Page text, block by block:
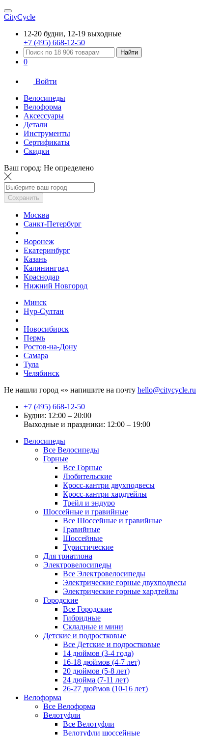
CityCycle
12-20 будни, 12-19 выходные
+7 (495) 668-12-50
Найти
0
Войти
Велосипеды
Велоформа
Аксессуары
Детали
Инструменты
Сертификаты
Скидки
Ваш город: Не определено
Сохранить
Москва
Санкт-Петербург
Воронеж
Екатеринбург
Казань
Калининград
Краснодар
Нижний Новгород
Минск
Нур-Султан
Новосибирск
Пермь
Ростов-на-Дону
Самара
Тула
Челябинск
Не нашли город «» напишите на почту hello@citycycle.ru
+7 (495) 668-12-50
Будни: 12:00 – 20:00
Выходные и праздники: 12:00 – 19:00
Велосипеды
Все Велосипеды
Горные
Все Горные
Любительские
Кросс-кантри двухподвесы
Кросс-кантри хардтейлы
Трейл и эндуро
Шоссейные и гравийные
Все Шоссейные и гравийные
Гравийные
Шоссейные
Туристические
Для триатлона
Электровелосипеды
Все Электровелосипеды
Электрические горные двухподвесы
Электрические горные хардтейлы
Городские
Все Городские
Гибридные
Складные и мини
Детские и подростковые
Все Детские и подростковые
14 дюймов (3-4 года)
16-18 дюймов (4-7 лет)
20 дюймов (5-8 лет)
24 дюйма (7-11 лет)
26-27 дюймов (10-16 лет)
Велоформа
Все Велоформа
Велотуфли
Все Велотуфли
Велотуфли шоссейные